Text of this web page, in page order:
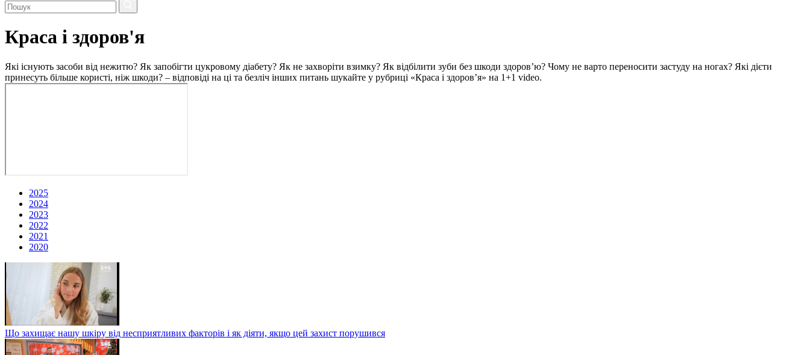
Краса і здоров'я
Які існують засоби від нежитю? Як запобігти цукровому діабету? Як не захворіти взимку? Як відбілити зуби без шкоди здоров’ю? Чому не варто переносити застуду на ногах? Які дієти
принесуть більше користі, ніж шкоди? – відповіді на ці та безліч інших питань шукайте у рубриці «Краса і здоров’я» на 1+1 video.
2025
2024
2023
2022
2021
2020
Що захищає нашу шкіру від несприятливих факторів і як діяти, якщо цей захист порушився